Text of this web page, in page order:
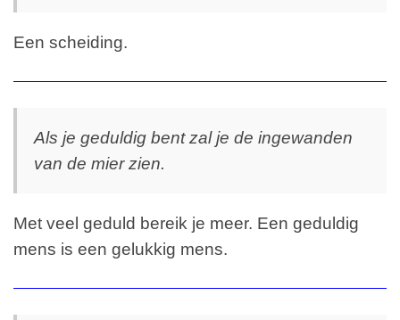
Een scheiding.
Als je geduldig bent zal je de ingewanden
van de mier zien.
Met veel geduld bereik je meer. Een geduldig
mens is een gelukkig mens.